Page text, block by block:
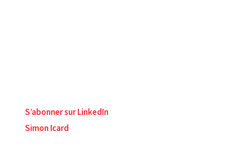
S’abonner sur LinkedIn
Simon Icard